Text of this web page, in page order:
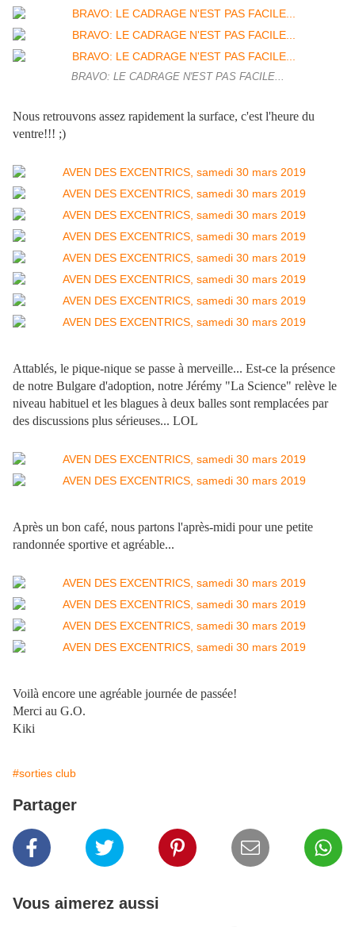
BRAVO: LE CADRAGE N'EST PAS FACILE...
Nous retrouvons assez rapidement la surface, c'est l'heure du
ventre!!! ;)
Attablés, le pique-nique se passe à merveille... Est-ce la présence
de notre Bulgare d'adoption, notre Jérémy "La Science" relève le
niveau habituel et les blagues à deux balles sont remplacées par
des discussions plus sérieuses... LOL
Après un bon café, nous partons l'après-midi pour une petite
randonnée sportive et agréable...
Voilà encore une agréable journée de passée!
Merci au G.O.
Kiki
#sorties club
Partager
Vous aimerez aussi